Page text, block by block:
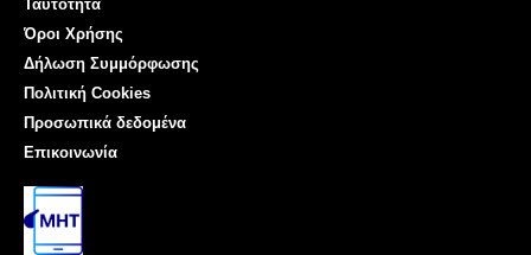
Ταυτότητα
Όροι Χρήσης
Δήλωση Συμμόρφωσης
Πολιτική Cookies
Προσωπικά δεδομένα
Επικοινωνία